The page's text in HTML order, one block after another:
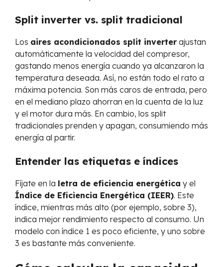
Split inverter vs. split tradicional
Los aires acondicionados split inverter ajustan
automáticamente la velocidad del compresor,
gastando menos energía cuando ya alcanzaron la
temperatura deseada. Así, no están todo el rato a
máxima potencia. Son más caros de entrada, pero
en el mediano plazo ahorran en la cuenta de la luz
y el motor dura más. En cambio, los split
tradicionales prenden y apagan, consumiendo más
energía al partir.
Entender las etiquetas e índices
Fíjate en la letra de eficiencia energética y el
Índice de Eficiencia Energética (IEER). Este
índice, mientras más alto (por ejemplo, sobre 3),
indica mejor rendimiento respecto al consumo. Un
modelo con índice 1 es poco eficiente, y uno sobre
3 es bastante más conveniente.